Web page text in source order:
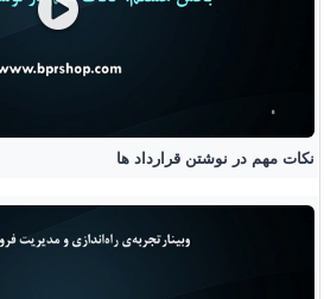
نکات مهم در نوشتن قرارداد ها